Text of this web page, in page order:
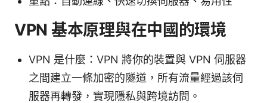
VPN 基本原理與在中國的環境
VPN 是什麼：VPN 將你的裝置與 VPN 伺服器
之間建立一條加密的隧道，所有流量經過該伺
服器再轉發，實現隱私與跨境訪問。